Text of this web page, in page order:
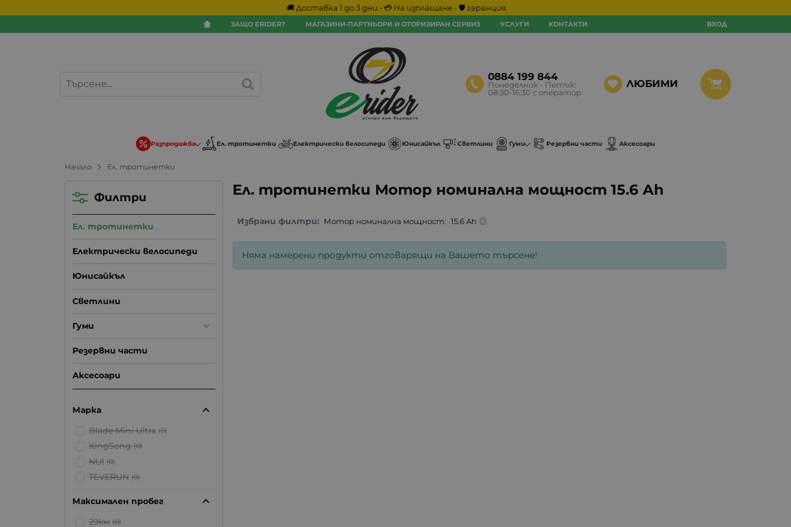
🚚 Доставка 1 до 3 дни • 💳 На изплащане • 🛡️ гаранция
ЗАЩО ERIDER? МАГАЗИНИ-ПАРТНЬОРИ И ОТОРИЗИРАН СЕРВИЗ УСЛУГИ КОНТАКТИ ВХОД
0884 199 844
Понеделник - Петък:
08:30-16:30 с оператор
ЛЮБИМИ
Разпродажба Ел. тротинетки Електрически велосипеди Юнисайкъл Светлини Гуми Резервни части Аксесоари
Начало Ел. тротинетки
Ел. тротинетки Мотор номинална мощност 15.6 Ah
Избрани филтри: Мотор номинална мощност: 15.6 Ah
Няма намерени продукти отговарящи на Вашето търсене!
Филтри
Ел. тротинетки
Електрически велосипеди
Юнисайкъл
Светлини
Гуми
Резервни части
Аксесоари
Марка
Blade Mini Ultra (0)
KingSong (0)
NUI (0)
TEVERUN (0)
Максимален пробег
29км (0)